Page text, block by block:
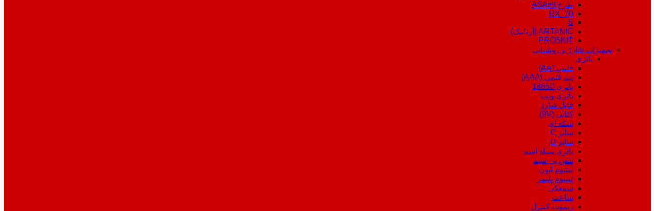
طرح ASAHI
RX_70
S
ARTANIC (آرتانیک)
PROSKIT
تجهیزات شارژ و روشنایی
باتری
قلمی (AA)
نیم قلمی (AAA)
باتری 18650
باتری ویپ
قابل شارژ
کتابی (9V)
سکه ای
سایز C
سایز D
باتری سیلد اسید
تلفن بی سیم
لیتیوم ایون
لیتیوم پلیمر
سمعکی
ساعت
ریموت کنترل